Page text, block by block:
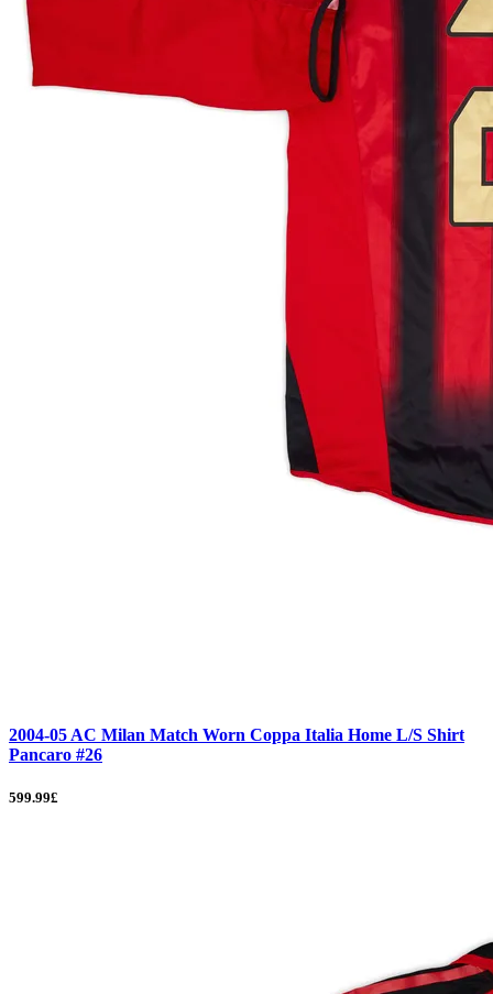
2004-05 AC Milan Match Worn Coppa Italia Home L/S Shirt
Pancaro #26
599.99£